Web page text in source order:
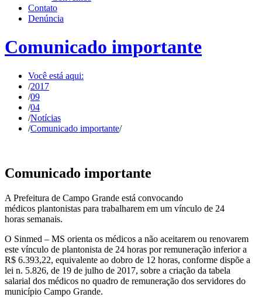
Contato
Denúncia
Comunicado importante
Você está aqui:
/2017
/09
/04
/Notícias
/Comunicado importante/
Comunicado importante
A Prefeitura de Campo Grande está convocando
médicos plantonistas para trabalharem em um vínculo de 24
horas semanais.
O Sinmed – MS orienta os médicos a não aceitarem ou renovarem
este vínculo de plantonista de 24 horas por remuneração inferior a
R$ 6.393,22, equivalente ao dobro de 12 horas, conforme dispõe a
lei n. 5.826, de 19 de julho de 2017, sobre a criação da tabela
salarial dos médicos no quadro de remuneração dos servidores do
município Campo Grande.